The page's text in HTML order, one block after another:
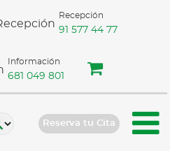
Recepción
91 577 44 77
Información
681 049 801
Reserva tu Cita